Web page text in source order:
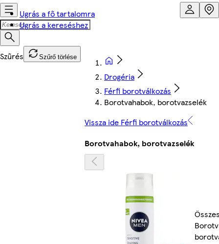
Ugrás a fő tartalomra
Ugrás a kereséshez
Szűrő törlése
Drogéria
Férfi borotválkozás
Borotvahabok, borotvazselék
Vissza ide Férfi borotválkozás
Borotvahabok, borotvazselék